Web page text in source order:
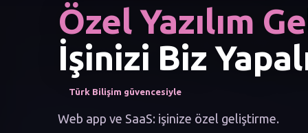
Özel Yazılım
İşinizi Biz
Türk Bilişim güvencesiyle
Web app ve SaaS: işinize özel geliştirme.